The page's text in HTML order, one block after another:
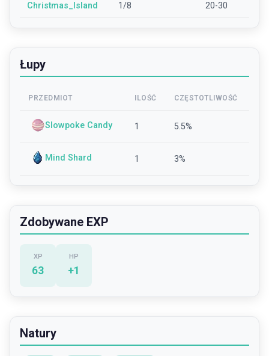
Christmas_Island 1/8 20-30
Łupy
PRZEDMIOT ILOŚĆ CZĘSTOTLIWOŚĆ
Slowpoke Candy 1 5.5%
Mind Shard 1 3%
Zdobywane EXP
XP
63
HP
+1
Natury